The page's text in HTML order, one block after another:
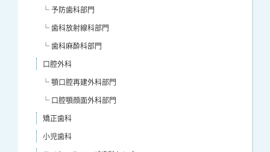
└ 予防歯科部門
└ 歯科放射線科部門
└ 歯科麻酔科部門
口腔外科
└ 顎口腔再建外科部門
└ 口腔顎顔面外科部門
矯正歯科
小児歯科